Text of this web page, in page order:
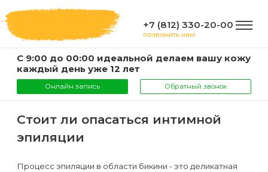
+7 (812) 330-20-00
позвонить нам
С 9:00 до 00:00 идеальной делаем вашу кожу
каждый день уже 12 лет
Онлайн запись Обратный звонок
ГЛАВНАЯ
и
Стоит ли опасаться интимной
эпиляции
Процесс эпиляции в области бикини - это деликатная